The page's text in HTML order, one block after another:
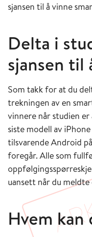
sjansen til å vinne
Delta i
sjansen til
Som takk for at du
trekningen av en
vinnere når studien
siste modell av
tilsvarende Android
foregår. Alle som
uansett når du
Hvem kan